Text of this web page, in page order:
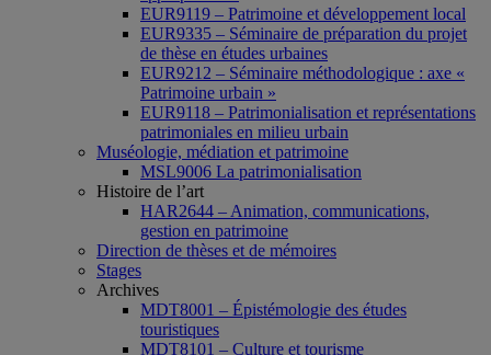
EUR9119 – Patrimoine et développement local
EUR9335 – Séminaire de préparation du projet
de thèse en études urbaines
EUR9212 – Séminaire méthodologique : axe «
Patrimoine urbain »
EUR9118 – Patrimonialisation et représentations
patrimoniales en milieu urbain
Muséologie, médiation et patrimoine
MSL9006 La patrimonialisation
Histoire de l’art
HAR2644 – Animation, communications,
gestion en patrimoine
Direction de thèses et de mémoires
Stages
Archives
MDT8001 – Épistémologie des études
touristiques
MDT8101 – Culture et tourisme